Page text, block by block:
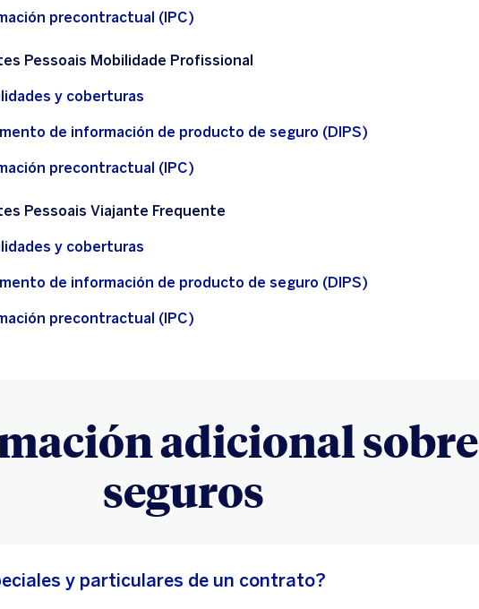
precontractual (IPC)
Pessoais Mobilidade Profissional
y coberturas
de información de producto de seguro (DIPS)
precontractual (IPC)
Pessoais Viajante Frequente
y coberturas
de información de producto de seguro (DIPS)
precontractual (IPC)
adicional sobre
seguros
y particulares de un contrato?